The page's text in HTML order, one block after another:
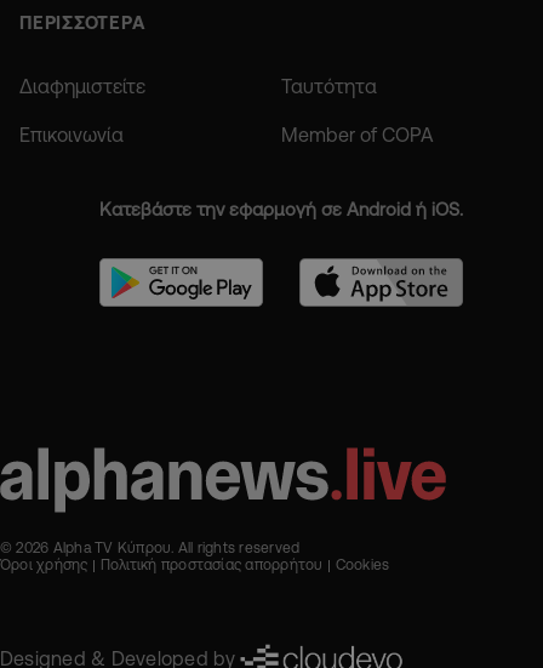
ΠΕΡΙΣΣΟΤΕΡΑ
Διαφημιστείτε Ταυτότητα
Επικοινωνία Member of COPA
Κατεβάστε την εφαρμογή σε Android ή iOS.
© 2026 Alpha TV Κύπρου. All rights reserved
Όροι χρήσης
Πολιτική προστασίας απορρήτου Cookies
Designed & Developed by